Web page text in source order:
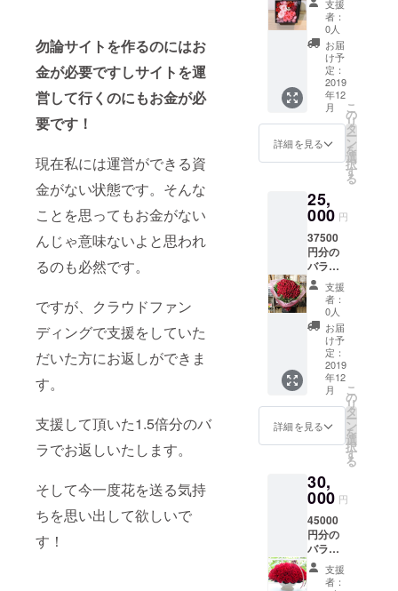
勿論サイトを作るのにはお
金が必要ですしサイトを運
営して行くのにもお金が必
要です！
現在私には運営ができる資
金がない状態です。そんな
ことを思ってもお金がない
んじゃ意味ないよと思われ
るのも必然です。
ですが、クラウドファン
ディングで支援をしていた
だいた方にお返しができま
す。
支援して頂いた1.5倍分のバ
ラでお返しいたします。
そして今一度花を送る気持
ちを思い出して欲しいで
す！
もスケ
ジュー
ル管理
させて
頂き ご
指定の
日時に
お届け
しま
す。
にＥＣ
サイト
からア
レンジ
メント
もしく
は花束
をお送
り いた
しま
方の誕
生日、
記念
日、大
切な方
の誕生
日など
もスケ
ジュー
ル管理
させて
頂き ご
指定の
日時に
お届け
しま
す。
送りい
たしま
す。
5000円
分、
10000
円分、
２万円
分のお
花を数
回に分
ける事
です。
支援し
て頂い
た方に
もしく
は、大
切な方
にＥＣ
サイト
からア
レンジ
メント
もしく
は花束
をお送
り いた
しま
方の誕
生日、
記念
日、大
切な方
の誕生
日など
もスケ
支援
者：
0人
お届
け予
定：
2019
年12
月
詳細を見る
こ
の
リ
タ
ー
ン
を
選
択
す
る
25,
000 円
37500
円分の
バラの
花をお
送りい
たしま
す。
5000円
分、
10000
円分、
２万円
分のお
花を数
回に分
ける事
です。
支援し
て頂い
た方に
もしく
は、大
切な方
にＥＣ
支援
者：
0人
お届
け予
定：
2019
年12
月
詳細を見る
こ
の
リ
タ
ー
ン
を
選
択
す
る
30,
000 円
45000
円分の
バラの
花をお
送りい
支援
者：